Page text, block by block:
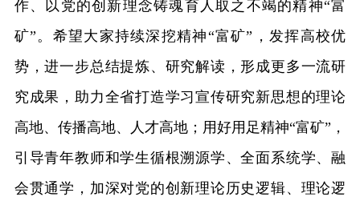
作、以党的创新理念铸魂育人取之不竭的精神“富
矿”。希望大家持续深挖精神“富矿”，发挥高校优
势，进一步总结提炼、研究解读，形成更多一流研
究成果，助力全省打造学习宣传研究新思想的理论
高地、传播高地、人才高地；用好用足精神“富矿”，
引导青年教师和学生循根溯源学、全面系统学、融
会贯通学，加深对党的创新理论历史逻辑、理论逻